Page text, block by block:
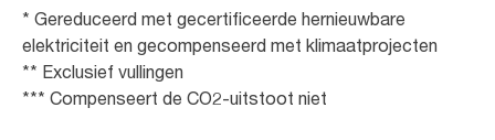
* Gereduceerd met gecertificeerde hernieuwbare
elektriciteit en gecompenseerd met klimaatprojecten
** Exclusief vullingen
*** Compenseert de CO2-uitstoot niet